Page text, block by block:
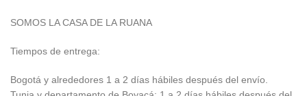
SOMOS LA CASA DE LA RUANA
Tiempos de entrega:
Bogotá y alrededores 1 a 2 días hábiles después del envío.